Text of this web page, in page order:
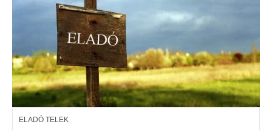
ELADÓ TELEK